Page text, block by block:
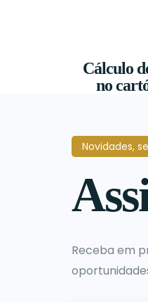
Cálculo
no
Novidades,
Receba em